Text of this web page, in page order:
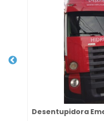
Desentupidora